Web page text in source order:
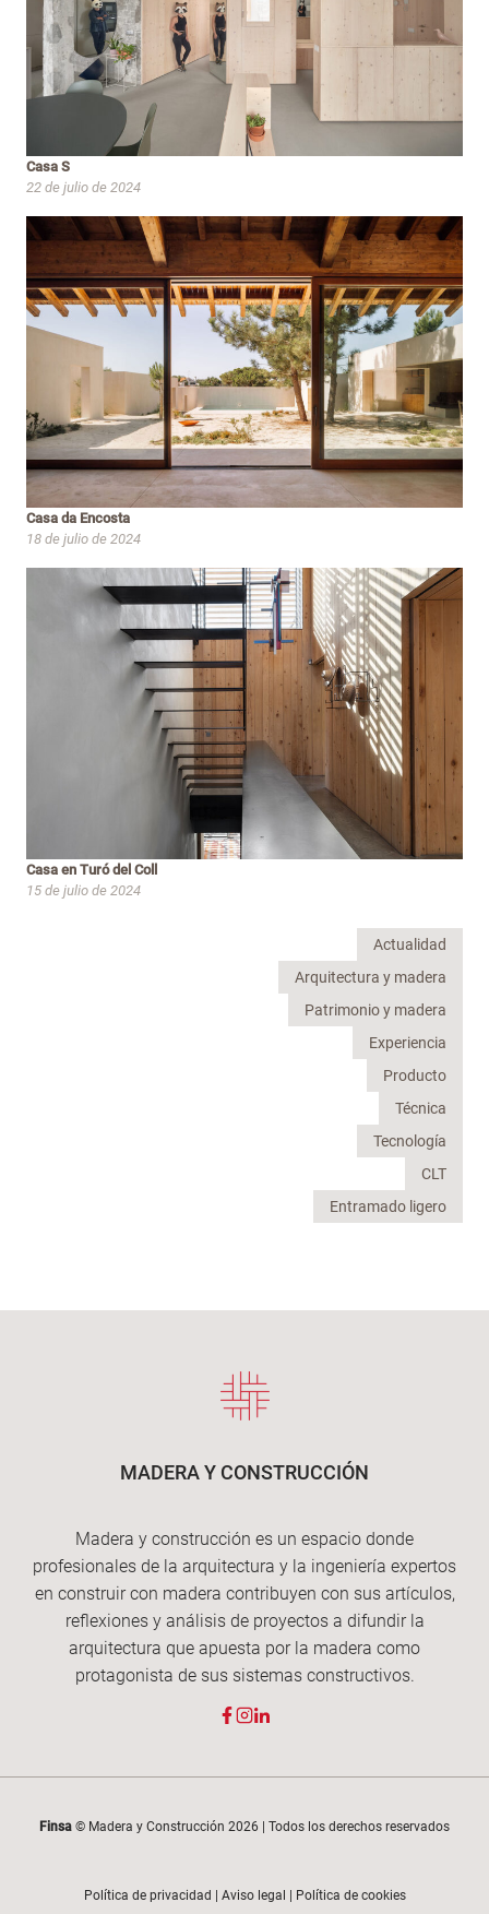
Casa S
22 de julio de 2024
Casa da Encosta
18 de julio de 2024
Casa en Turó del Coll
15 de julio de 2024
Actualidad
Arquitectura y madera
Patrimonio y madera
Experiencia
Producto
Técnica
Tecnología
CLT
Entramado ligero
MADERA Y CONSTRUCCIÓN
Madera y construcción es un espacio donde
profesionales de la arquitectura y la ingeniería expertos
en construir con madera contribuyen con sus artículos,
reflexiones y análisis de proyectos a difundir la
arquitectura que apuesta por la madera como
protagonista de sus sistemas constructivos.
Finsa © Madera y Construcción 2026 | Todos los derechos reservados
Política de privacidad Aviso legal Política de cookies